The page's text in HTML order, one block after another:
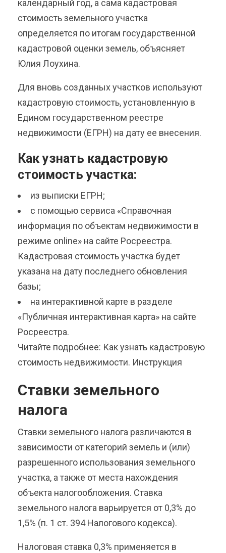
календарный год, а сама кадастровая
стоимость земельного участка
определяется по итогам государственной
кадастровой оценки земель, объясняет
Юлия Лоухина.
Для вновь созданных участков используют
кадастровую стоимость, установленную в
Едином государственном реестре
недвижимости (ЕГРН) на дату ее внесения.
Как узнать кадастровую
стоимость участка:
из выписки ЕГРН;
с помощью сервиса «Справочная
информация по объектам недвижимости в
режиме online» на сайте Росреестра.
Кадастровая стоимость участка будет
указана на дату последнего обновления
базы;
на интерактивной карте в разделе
«Публичная интерактивная карта» на сайте
Росреестра.
Читайте подробнее: Как узнать кадастровую
стоимость недвижимости. Инструкция
Ставки земельного
налога
Ставки земельного налога различаются в
зависимости от категорий земель и (или)
разрешенного использования земельного
участка, а также от места нахождения
объекта налогообложения. Ставка
земельного налога варьируется от 0,3% до
1,5% (п. 1 ст. 394 Налогового кодекса).
Налоговая ставка 0,3% применяется в